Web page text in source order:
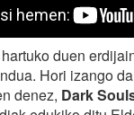
duen
Hori izango
denez, Dark